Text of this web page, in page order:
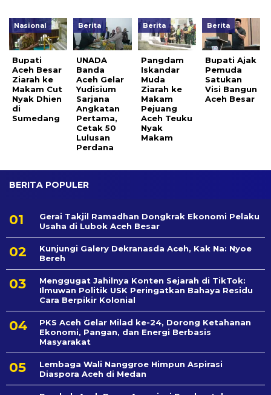
Nasional
Bupati
Aceh Besar
Ziarah ke
Makam Cut
Nyak Dhien
di
Sumedang
Berita
UNADA
Banda
Aceh Gelar
Yudisium
Sarjana
Angkatan
Pertama,
Cetak 50
Lulusan
Perdana
Berita
Pangdam
Iskandar
Muda
Ziarah ke
Makam
Pejuang
Aceh Teuku
Nyak
Makam
Berita
Bupati Ajak
Pemuda
Satukan
Visi Bangun
Aceh Besar
BERITA POPULER
Gerai Takjil Ramadhan Dongkrak Ekonomi Pelaku
Usaha di Lubok Aceh Besar
Kunjungi Galery Dekranasda Aceh, Kak Na: Nyoe
Bereh
Menggugat Jahilnya Konten Sejarah di TikTok:
Ilmuwan Politik USK Peringatkan Bahaya Residu
Cara Berpikir Kolonial
PKS Aceh Gelar Milad ke-24, Dorong Ketahanan
Ekonomi, Pangan, dan Energi Berbasis
Masyarakat
Lembaga Wali Nanggroe Himpun Aspirasi
Diaspora Aceh di Medan